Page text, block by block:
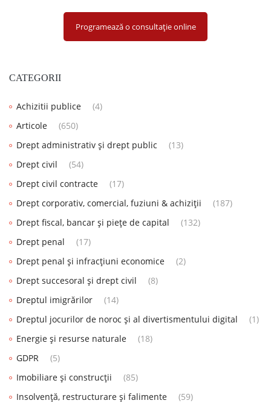
Programează o consultație online
CATEGORII
Achizitii publice
(4)
Articole
(650)
Drept administrativ și drept public
(13)
Drept civil
(54)
Drept civil contracte
(17)
Drept corporativ, comercial, fuziuni & achiziții
(187)
Drept fiscal, bancar și piețe de capital
(132)
Drept penal
(17)
Drept penal și infracțiuni economice
(2)
Drept succesoral și drept civil
(8)
Dreptul imigrărilor
(14)
Dreptul jocurilor de noroc și al divertismentului digital
(1)
Energie și resurse naturale
(18)
GDPR
(5)
Imobiliare și construcții
(85)
Insolvență, restructurare și falimente
(59)